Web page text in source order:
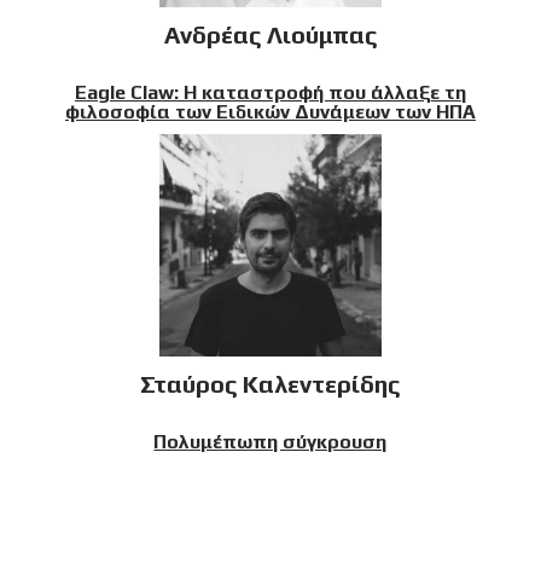
Ανδρέας Λιούμπας
Eagle Claw: Η καταστροφή που άλλαξε τη
φιλοσοφία των Ειδικών Δυνάμεων των ΗΠΑ
Σταύρος Καλεντερίδης
Πολυμέπωπη σύγκρουση